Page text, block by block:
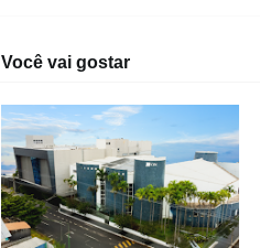
Você vai gostar